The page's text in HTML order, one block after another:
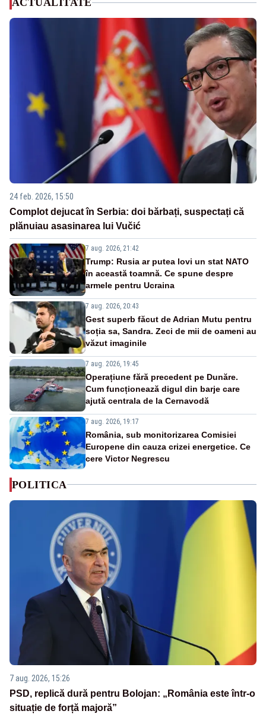
ACTUALITATE
24 feb. 2026, 15:50
Complot dejucat în Serbia: doi bărbați, suspectați că
plănuiau asasinarea lui Vučić
7 aug. 2026, 21:42
Trump: Rusia ar putea lovi un stat NATO
în această toamnă. Ce spune despre
armele pentru Ucraina
7 aug. 2026, 20:43
Gest superb făcut de Adrian Mutu pentru
soția sa, Sandra. Zeci de mii de oameni au
văzut imaginile
7 aug. 2026, 19:45
Operațiune fără precedent pe Dunăre.
Cum funcționează digul din barje care
ajută centrala de la Cernavodă
7 aug. 2026, 19:17
România, sub monitorizarea Comisiei
Europene din cauza crizei energetice. Ce
cere Victor Negrescu
POLITICA
7 aug. 2026, 15:26
PSD, replică dură pentru Bolojan: „România este într-o
situație de forță majoră”